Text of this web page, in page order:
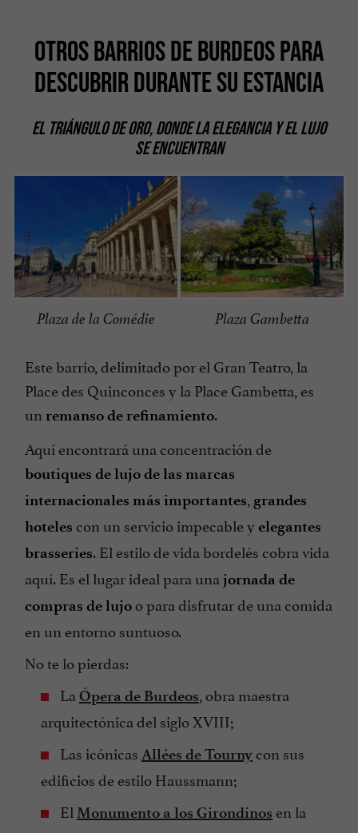
OTROS BARRIOS DE BURDEOS PARA
DESCUBRIR DURANTE SU ESTANCIA
EL TRIÁNGULO DE ORO, DONDE LA ELEGANCIA Y EL LUJO
SE ENCUENTRAN
Plaza de la Comédie Plaza Gambetta
Este barrio, delimitado por el Gran Teatro, la
Place des Quinconces y la Place Gambetta, es
un remanso de refinamiento.
Aquí encontrará una concentración de
boutiques de lujo de las marcas
internacionales más importantes, grandes
hoteles con un servicio impecable y elegantes
brasseries. El estilo de vida bordelés cobra vida
aquí. Es el lugar ideal para una jornada de
compras de lujo o para disfrutar de una comida
en un entorno suntuoso.
No te lo pierdas:
La Ópera de Burdeos, obra maestra
arquitectónica del siglo XVIII;
Las icónicas Allées de Tourny con sus
edificios de estilo Haussmann;
El Monumento a los Girondinos en la